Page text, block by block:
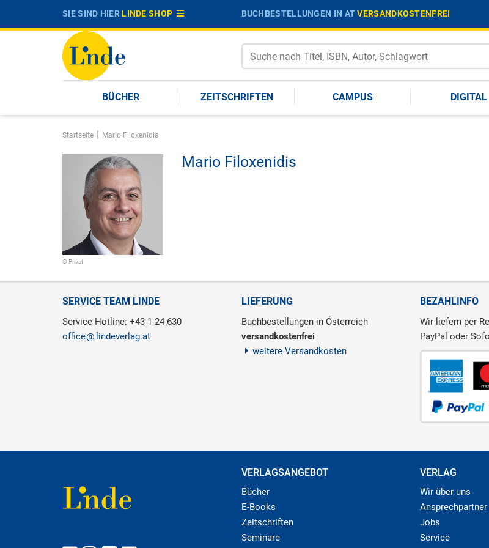
SIE SIND HIERLINDE SHOP BUCHBESTELLUNGEN IN ATVERSANDKOSTENFREI
BÜCHER ZEITSCHRIFTEN CAMPUS DIGITAL
Startseite | Mario Filoxenidis
© Privat
Mario Filoxenidis
SERVICE TEAM LINDE
Service Hotline: +43 1 24 630
office
lindeverlag.at
LIEFERUNG
Buchbestellungen in Österreich
versandkostenfrei
weitere Versandkosten
BEZAHLINFO
Wir liefern per
PayPal oder
VERLAGSANGEBOT
Bücher
E-Books
Zeitschriften
Seminare
VERLAG
Wir über uns
Ansprechpartner
Jobs
Service